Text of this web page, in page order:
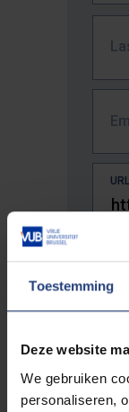
Toestemming
Deze website
We gebruiken
personaliseren,
URL
The